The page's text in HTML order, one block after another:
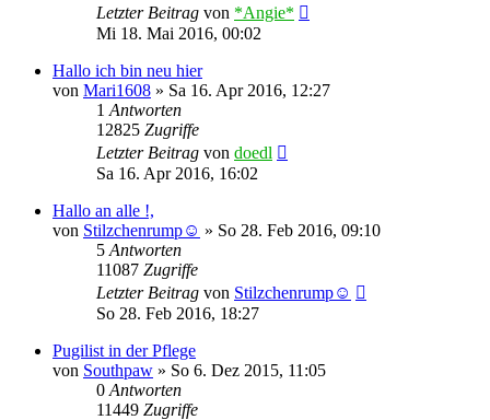
Letzter Beitrag von *Angie*
Mi 18. Mai 2016, 00:02
Hallo ich bin neu hier
von Mari1608 » Sa 16. Apr 2016, 12:27
1 Antworten
12825 Zugriffe
Letzter Beitrag von doedl
Sa 16. Apr 2016, 16:02
Hallo an alle !,
von Stilzchenrump☺ » So 28. Feb 2016, 09:10
5 Antworten
11087 Zugriffe
Letzter Beitrag von Stilzchenrump☺
So 28. Feb 2016, 18:27
Pugilist in der Pflege
von Southpaw » So 6. Dez 2015, 11:05
0 Antworten
11449 Zugriffe